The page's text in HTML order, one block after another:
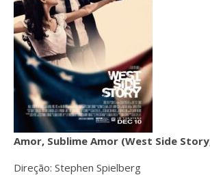
Amor, Sublime Amor (West Side
Direção: Stephen Spielberg